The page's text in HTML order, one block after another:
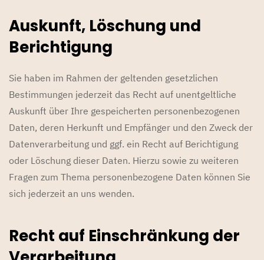
Auskunft, Löschung und
Berichtigung
Sie haben im Rahmen der geltenden gesetzlichen
Bestimmungen jederzeit das Recht auf unentgeltliche
Auskunft über Ihre gespeicherten personenbezogenen
Daten, deren Herkunft und Empfänger und den Zweck der
Datenverarbeitung und ggf. ein Recht auf Berichtigung
oder Löschung dieser Daten. Hierzu sowie zu weiteren
Fragen zum Thema personenbezogene Daten können Sie
sich jederzeit an uns wenden.
Recht auf Einschränkung der